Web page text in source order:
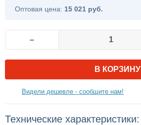
Оптовая цена: 15 021 руб.
–
В КОРЗИНУ
Видели дешевле - сообщите нам!
Технические характеристики: